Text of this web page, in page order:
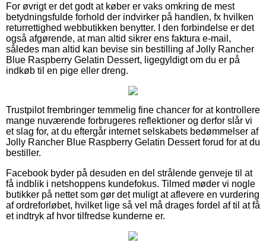
For øvrigt er det godt at køber er vaks omkring de mest
betydningsfulde forhold der indvirker på handlen, fx hvilken
returrettighed webbutikken benytter. I den forbindelse er det
også afgørende, at man altid sikrer ens faktura e-mail,
således man altid kan bevise sin bestilling af Jolly Rancher
Blue Raspberry Gelatin Dessert, ligegyldigt om du er på
indkøb til en pige eller dreng.
Trustpilot frembringer temmelig fine chancer for at kontrollere
mange nuværende forbrugeres reflektioner og derfor slår vi
et slag for, at du eftergår internet selskabets bedømmelser af
Jolly Rancher Blue Raspberry Gelatin Dessert forud for at du
bestiller.
Facebook byder på desuden en del strålende genveje til at
få indblik i netshoppens kundefokus. Tilmed møder vi nogle
butikker på nettet som gør det muligt at aflevere en vurdering
af ordreforløbet, hvilket lige så vel må drages fordel af til at få
et indtryk af hvor tilfredse kunderne er.